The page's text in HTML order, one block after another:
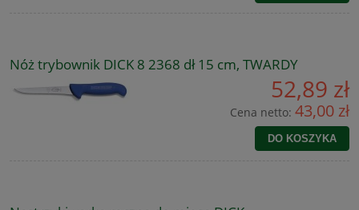
Nóż trybownik DICK 8 2368 dł 15 cm, TWARDY
52,89 zł
Cena netto: 43,00 zł
DO KOSZYKA